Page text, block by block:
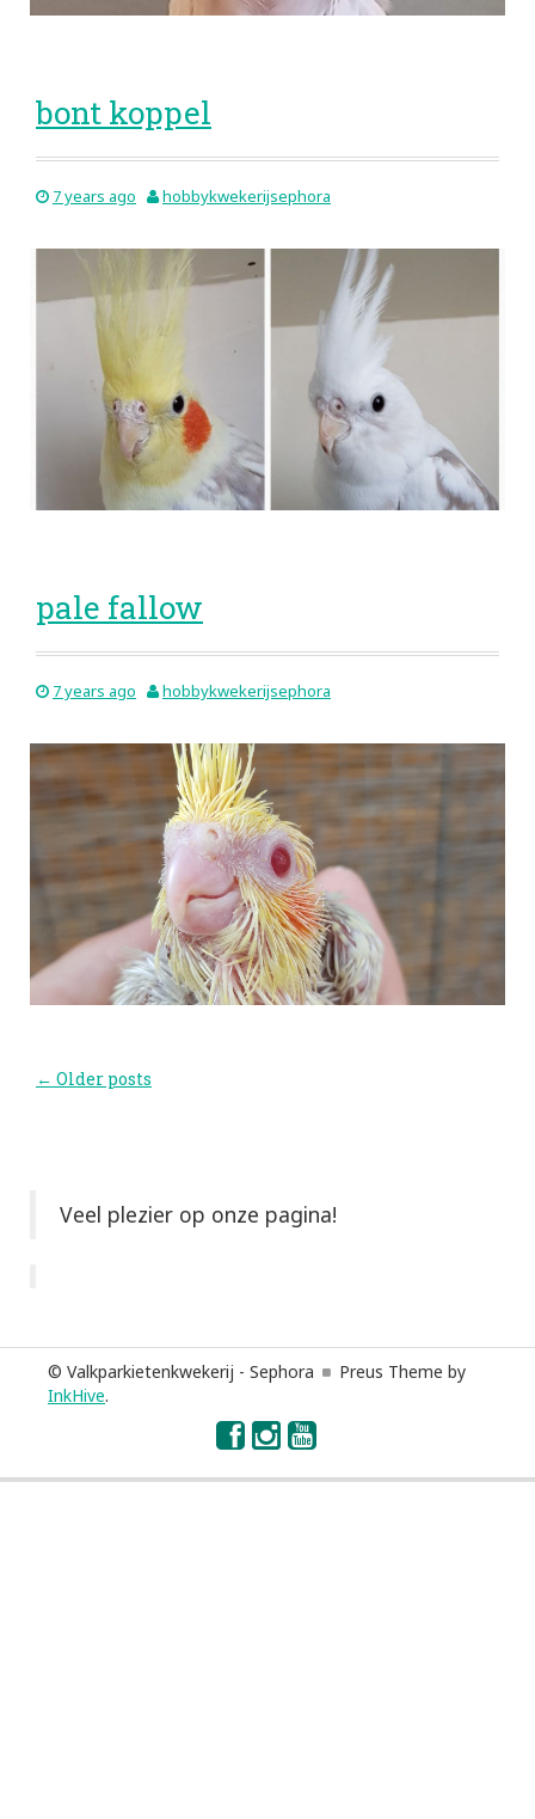
bont koppel
7 years ago hobbykwekerijsephora
pale fallow
7 years ago hobbykwekerijsephora
Post
← Older posts
Veel plezier op onze pagina!
© Valkparkietenkwekerij - Sephora
Preus Theme by
InkHive.